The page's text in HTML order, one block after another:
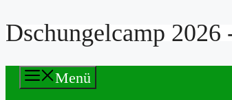
Zum
springen
Dschungelcamp
Menü